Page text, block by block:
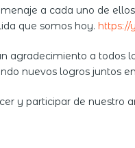
a cada uno de
que somos hoy. https://
agradecimiento a todos
nuevos logros juntos
y participar de nuestro